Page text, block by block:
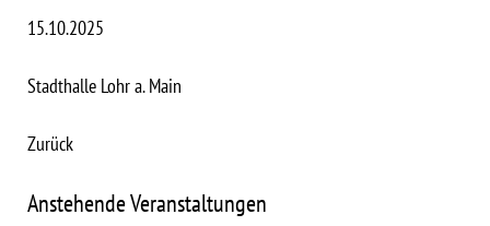
15.10.2025
Stadthalle Lohr a. Main
Zurück
Anstehende Veranstaltungen